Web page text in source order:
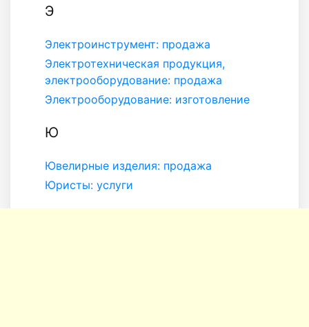
Э
Электроинструмент: продажа
Электротехническая продукция,
электрооборудование: продажа
Электрооборудование: изготовление
Ю
Ювелирные изделия: продажа
Юристы: услуги